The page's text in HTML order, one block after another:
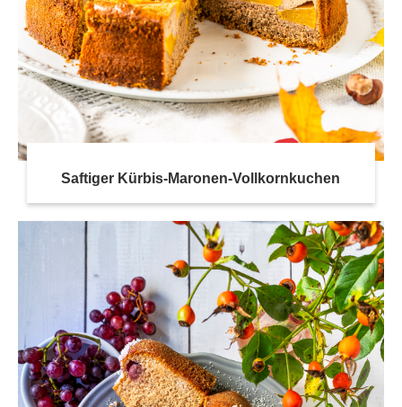
Saftiger Kürbis-Maronen-Vollkornkuchen